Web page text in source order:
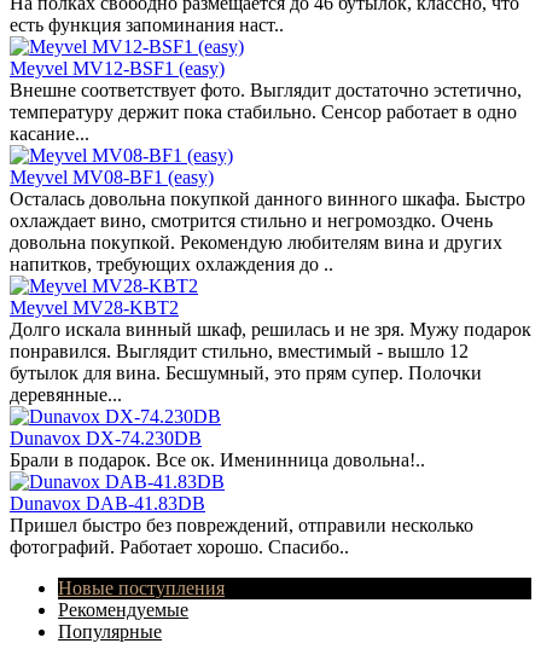
есть функция запоминания наст..
Meyvel MV12-BSF1 (easy)
Внешне соответствует фото. Выглядит достаточно эстетично,
температуру держит пока стабильно. Сенсор работает в одно
касание...
Meyvel MV08-BF1 (easy)
Осталась довольна покупкой данного винного шкафа. Быстро
охлаждает вино, смотрится стильно и негромоздко. Очень
довольна покупкой. Рекомендую любителям вина и других
напитков, требующих охлаждения до ..
Meyvel MV28-KBT2
Долго искала винный шкаф, решилась и не зря. Мужу подарок
понравился. Выглядит стильно, вместимый - вышло 12
бутылок для вина. Бесшумный, это прям супер. Полочки
деревянные...
Dunavox DX-74.230DB
Брали в подарок. Все ок. Именинница довольна!..
Dunavox DAB-41.83DB
Пришел быстро без повреждений, отправили несколько
фотографий. Работает хорошо. Спасибо..
Новые поступления
Рекомендуемые
Популярные